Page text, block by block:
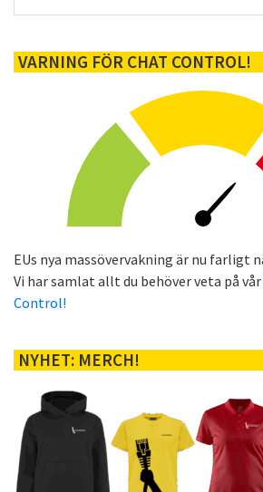
VARNING FÖR CHAT CONTROL!
EUs nya massövervakning är nu farligt
Vi har samlat allt du behöver veta på vår
Control!
NYHET: MERCH!